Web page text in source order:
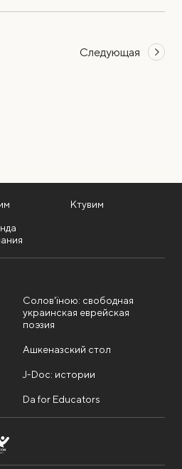
Следующая
Ктувим
Солов'їною: свободная
украинская еврейская
поэзия
Ашкеназский стол
J-Doc: истории
Da for Educators